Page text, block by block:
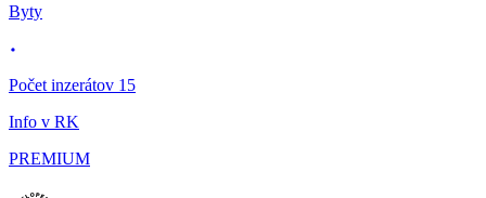
Byty
Počet inzerátov 15
Info v RK
PREMIUM